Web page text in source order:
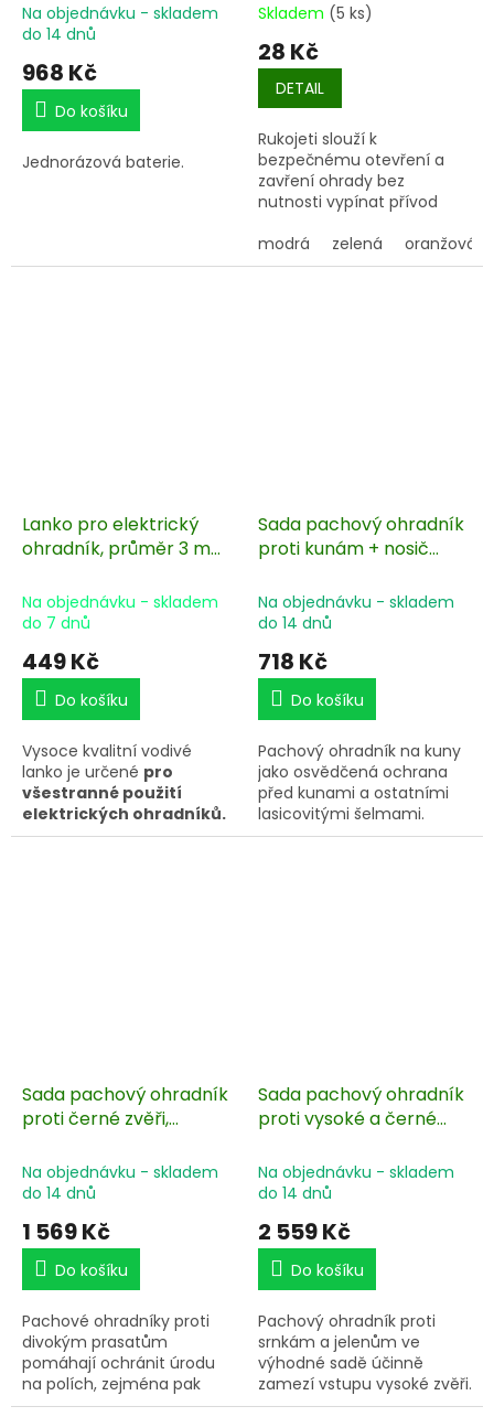
Na objednávku - skladem
do 14 dnů
968 Kč
Do košíku
Jednorázová baterie.
Skladem (5 ks)
28 Kč
DETAIL
Rukojeti slouží k
bezpečnému otevření a
zavření ohrady bez
nutnosti vypínat přívod
ohradníku.
modrá zelená oranžová
Lanko pro elektrický
ohradník, průměr 3 mm,
Na objednávku - skladem
do 7 dnů
449 Kč
Do košíku
Vysoce kvalitní vodivé
lanko je určené pro
všestranné použití
elektrických ohradníků.
Sada pachový ohradník
proti kunám + nosič
Na objednávku - skladem
do 14 dnů
718 Kč
Do košíku
Pachový ohradník na kuny
jako osvědčená ochrana
před kunami a ostatními
lasicovitými šelmami.
Zabrání vniknutí do
Sada pachový ohradník
proti černé zvěři,
pachového ohradníku
100 ks
Na objednávku - skladem
do 14 dnů
1 569 Kč
Do košíku
Pachové ohradníky proti
divokým prasatům
pomáhají ochránit úrodu
na polích, zejména pak
brambory, hrách, kukuřici a
Sada pachový ohradník
proti vysoké a černé
vozidel + nosič
pachového ohradníku
Na objednávku - skladem
do 14 dnů
2 559 Kč
Do košíku
Pachový ohradník proti
srnkám a jelenům ve
výhodné sadě účinně
zamezí vstupu vysoké zvěři.
Osvědčená ochrana